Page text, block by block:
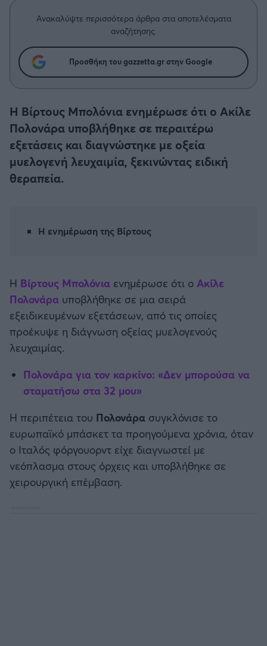
Άρης
Λεβαδειακός
Βόλος
Ατρόμητος Αθηνών
Κηφισιά
Ηρακλής
Μπαρτσελόνα
Ρεάλ Μαδρίτης
Μάντσεστερ Γιουνάιτεντ
Μάντσεστερ Σίτι
Μεγάλη μου Αγάπη
Ανακαλύψτε περισσότερα άρθρα στα αποτελέσματα
αναζήτησης.
Προσθήκη του gazzetta.gr στην Google
Η Βίρτους Μπολόνια ενημέρωσε ότι ο Ακίλε
Πολονάρα υποβλήθηκε σε περαιτέρω
εξετάσεις και διαγνώστηκε με οξεία
μυελογενή λευχαιμία, ξεκινώντας ειδική
θεραπεία.
Η ενημέρωση της Βίρτους
Η Βίρτους Μπολόνια ενημέρωσε ότι ο Ακίλε
Πολονάρα υποβλήθηκε σε μια σειρά
εξειδικευμένων εξετάσεων, από τις οποίες
προέκυψε η διάγνωση οξείας μυελογενούς
λευχαιμίας.
Πολονάρα για τον καρκίνο: «Δεν μπορούσα να
σταματήσω στα 32 μου»
Η περιπέτεια του Πολονάρα συγκλόνισε το
ευρωπαϊκό μπάσκετ τα προηγούμενα χρόνια, όταν
ο Ιταλός φόργουορντ είχε διαγνωστεί με
νεόπλασμα στους όρχεις και υποβλήθηκε σε
χειρουργική επέμβαση.